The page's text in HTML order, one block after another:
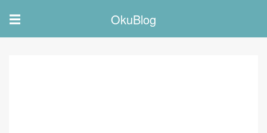
☰ OkuBlog